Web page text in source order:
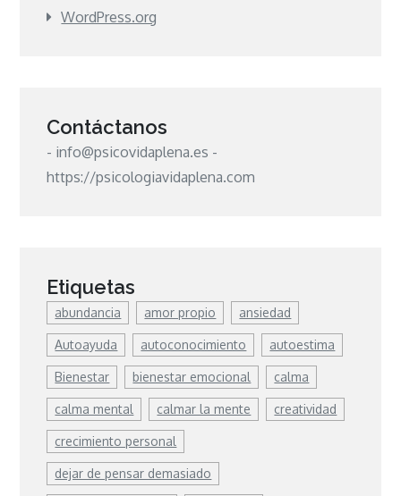
WordPress.org
Contáctanos
- info@psicovidaplena.es -
https://psicologiavidaplena.com
Etiquetas
abundancia amor propio ansiedad
Autoayuda autoconocimiento autoestima
Bienestar bienestar emocional calma
calma mental calmar la mente creatividad
crecimiento personal
dejar de pensar demasiado